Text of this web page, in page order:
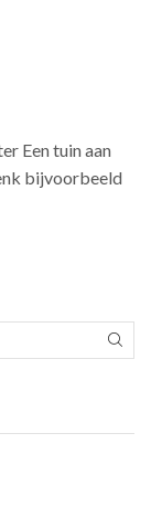
Een tuin aan
bijvoorbeeld